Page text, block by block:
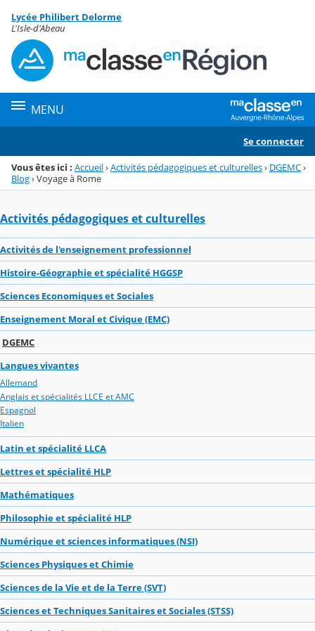
Menu de la rubrique
Contenu
Lycée Philibert Delorme
L'Isle-d'Abeau
MENU
Se connecter
Vous êtes ici : Accueil›Activités pédagogiques et culturelles› DGEMC›
Blog›Voyage à Rome
Activités pédagogiques et culturelles
Activités de l'enseignement professionnel
Histoire-Géographie et spécialité HGGSP
Sciences Economiques et Sociales
Enseignement Moral et Civique (EMC)
DGEMC
Langues vivantes
Allemand
Anglais et spécialités LLCE et AMC
Espagnol
Italien
Latin et spécialité LLCA
Lettres et spécialité HLP
Mathématiques
Philosophie et spécialité HLP
Numérique et sciences informatiques (NSI)
Sciences Physiques et Chimie
Sciences de la Vie et de la Terre (SVT)
Sciences et Techniques Sanitaires et Sociales (STSS)